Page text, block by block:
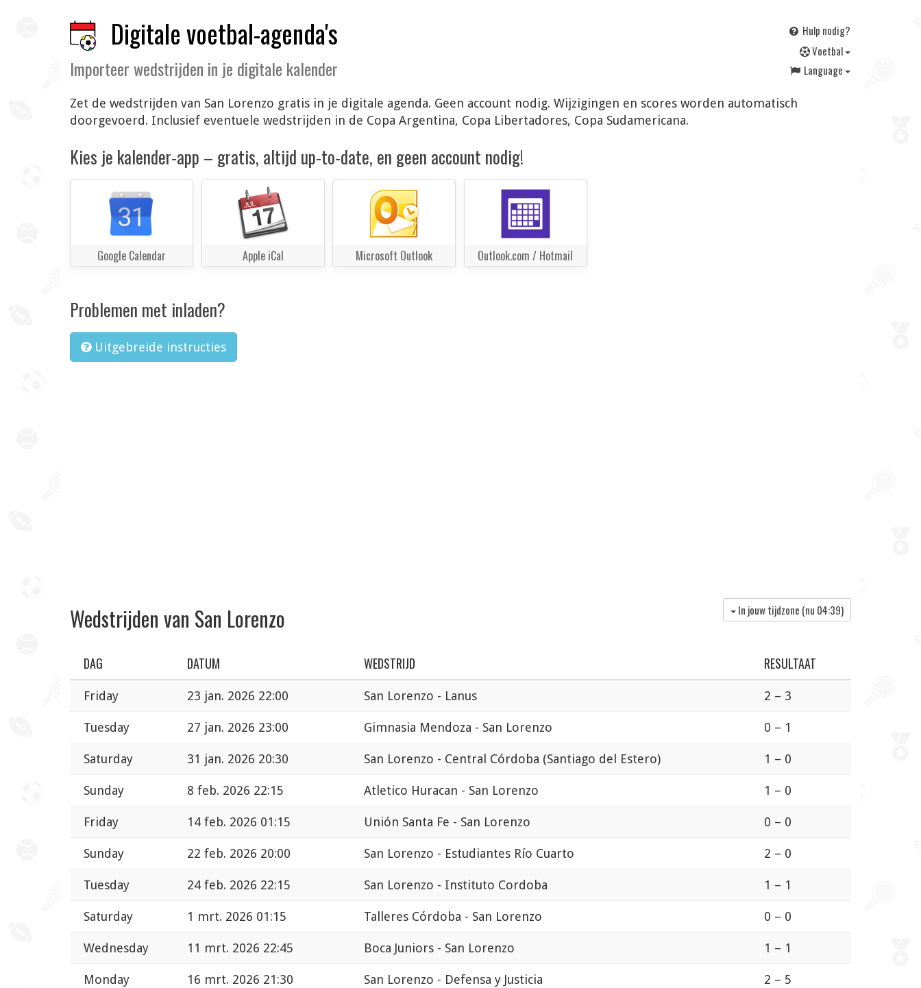
Digitale voetbal-agenda's
Importeer wedstrijden in je digitale kalender
Hulp nodig?
Voetbal
Language
Zet de wedstrijden van San Lorenzo gratis in je digitale agenda. Geen account nodig. Wijzigingen en scores worden automatisch
doorgevoerd. Inclusief eventuele wedstrijden in de Copa Argentina, Copa Libertadores, Copa Sudamericana.
Kies je kalender-app – gratis, altijd up-to-date, en geen account nodig!
Google Calendar Apple iCal Microsoft Outlook Outlook.com / Hotmail
Problemen met inladen?
Uitgebreide instructies
Wedstrijden van San Lorenzo In jouw tijdzone (nu 04:39)
DAG DATUM WEDSTRIJD RESULTAAT
Friday 23 jan. 2026 22:00 San Lorenzo - Lanus 2 – 3
Tuesday 27 jan. 2026 23:00 Gimnasia Mendoza - San Lorenzo 0 – 1
Saturday 31 jan. 2026 20:30 San Lorenzo - Central Córdoba (Santiago del Estero) 1 – 0
Sunday 8 feb. 2026 22:15 Atletico Huracan - San Lorenzo 1 – 0
Friday 14 feb. 2026 01:15 Unión Santa Fe - San Lorenzo 0 – 0
Sunday 22 feb. 2026 20:00 San Lorenzo - Estudiantes Río Cuarto 2 – 0
Tuesday 24 feb. 2026 22:15 San Lorenzo - Instituto Cordoba 1 – 1
Saturday 1 mrt. 2026 01:15 Talleres Córdoba - San Lorenzo 0 – 0
Wednesday 11 mrt. 2026 22:45 Boca Juniors - San Lorenzo 1 – 1
Monday 16 mrt. 2026 21:30 San Lorenzo - Defensa y Justicia 2 – 5